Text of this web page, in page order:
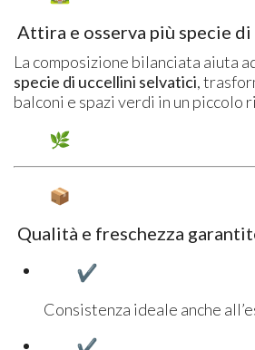
Attira e osserva più specie
La composizione bilanciata aiuta
specie di uccellini selvatici,
balconi e spazi verdi in un piccolo
Qualità e freschezza
Consistenza ideale anche